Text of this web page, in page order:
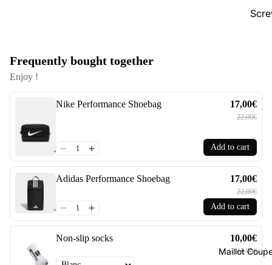
Maillot
Frequently bought together
Enjoy !
Nike Performance Shoebag 17,00€
22,00€
Add to cart
Adidas Performance Shoebag 17,00€
22,00€
Add to cart
Non-slip socks 10,00€
15,00€